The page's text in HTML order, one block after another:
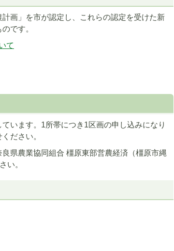
画」を市が認定し、これらの認定を受けた新
です。
て
います。1所帯につき1区画の申し込みになり
ださい。
県農業協同組合 橿原東部営農経済（橿原市縄
い。